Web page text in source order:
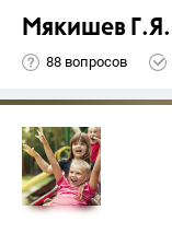
Мякишев Г.Я.
88 вопросов